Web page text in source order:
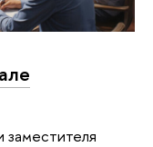
заместителя